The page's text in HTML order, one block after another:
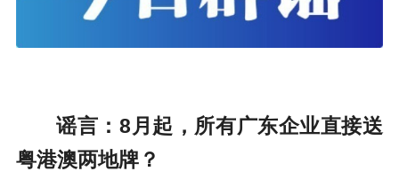
谣言：8月起，所有广东企业直接送
粤港澳两地牌？